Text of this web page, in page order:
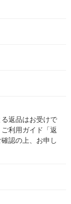
返品はお受けで
利用ガイド「返
認の上、お申し